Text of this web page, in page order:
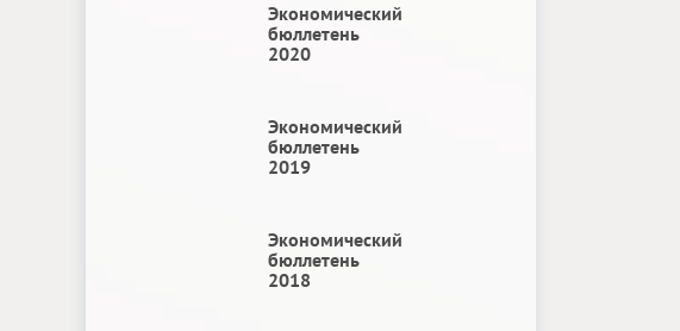
Экономический
бюллетень
2020
Экономический
бюллетень
2019
Экономический
бюллетень
2018